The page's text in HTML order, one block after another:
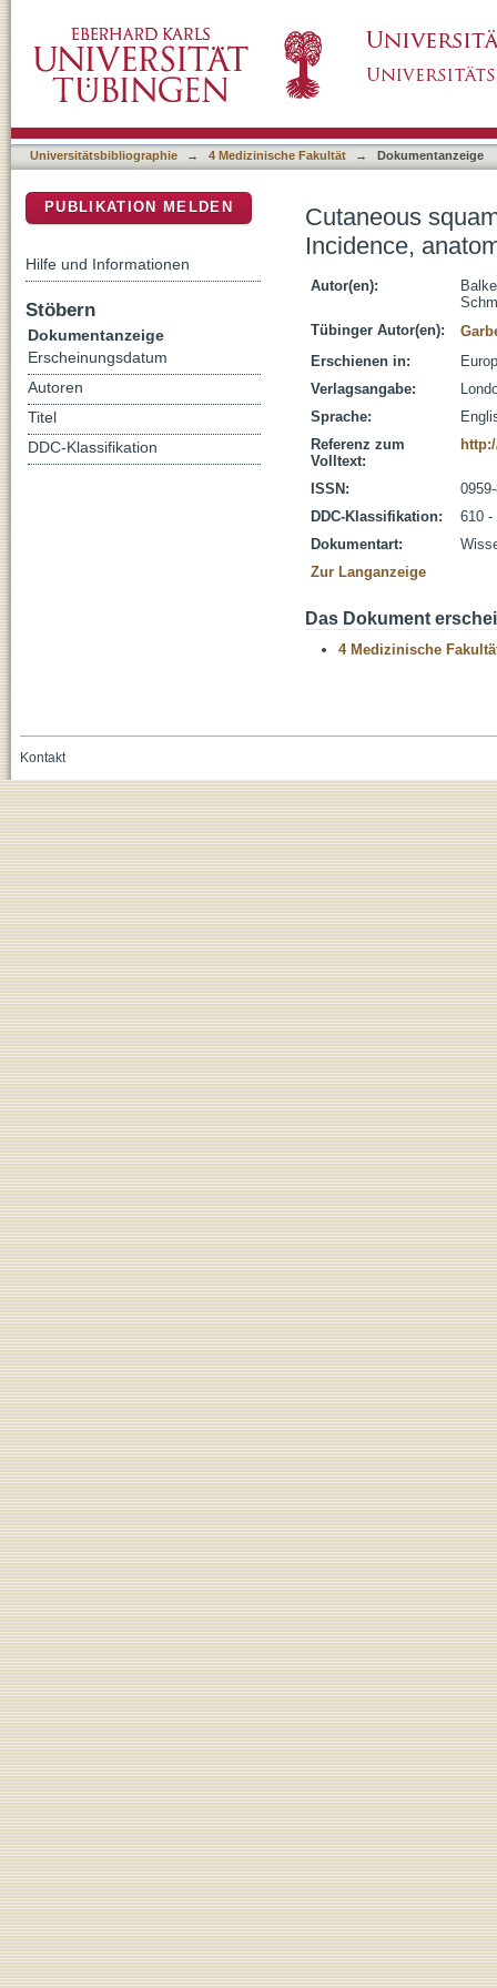
and histologic subtypes
Universitätsbibliographie → 4 Medizinische Fakultät → Dokumentanzeige
Cutaneous
Incidence,
Autor(en):
Tübinger Autor(en):
Erschienen in:
Verlagsangabe:
Sprache:
Referenz zum
Volltext:
ISSN:
DDC-Klassifikation:
610 -
Dokumentart:
Zur Langanzeige
Das Dokument
4 Medizinische
PUBLIKATION MELDEN
Hilfe und Informationen
Stöbern
Dokumentanzeige
Erscheinungsdatum
Autoren
Titel
DDC-Klassifikation
Kontakt